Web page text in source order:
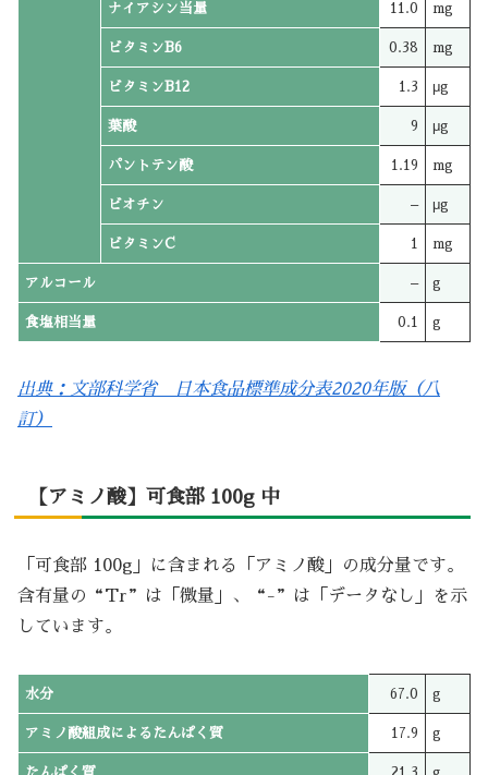
ナイアシン当量 11.0 mg
ビタミンB6 0.38 mg
ビタミンB12 1.3 μg
葉酸 9 μg
パントテン酸 1.19 mg
ビオチン – μg
ビタミンC 1 mg
アルコール – g
食塩相当量 0.1 g
出典：文部科学省 日本食品標準成分表2020年版（八
訂）
【アミノ酸】可食部 100g 中
「可食部 100g」に含まれる「アミノ酸」の成分量です。
含有量の“Tr”は「微量」、“-”は「データなし」を示
しています。
水分 67.0 g
アミノ酸組成によるたんぱく質 17.9 g
たんぱく質 21.3 g